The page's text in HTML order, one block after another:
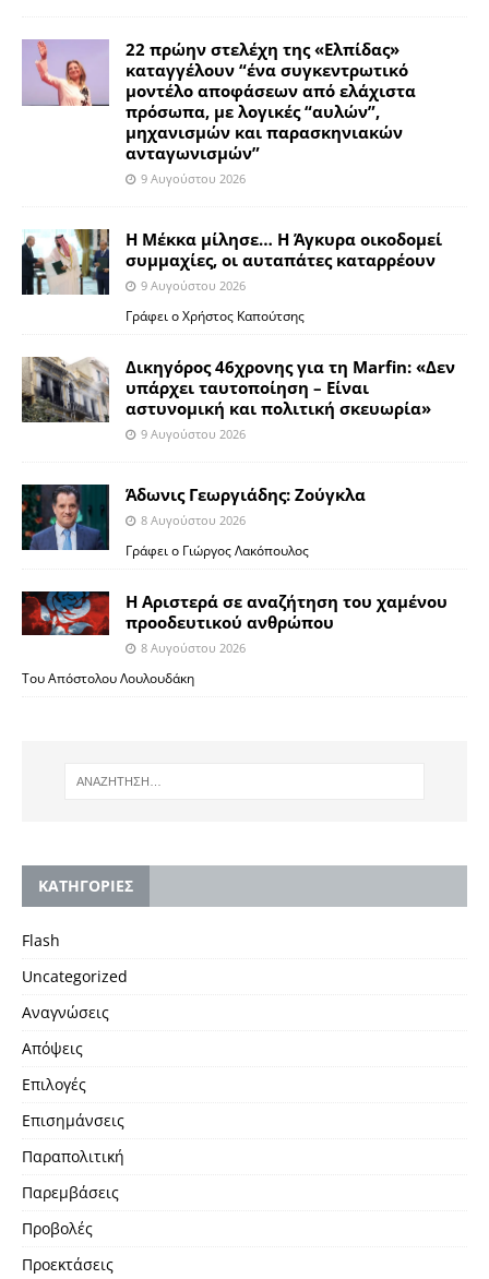
22 πρώην στελέχη της «Ελπίδας»
καταγγέλουν “ένα συγκεντρωτικό
μοντέλο αποφάσεων από ελάχιστα
πρόσωπα, με λογικές “αυλών”,
μηχανισμών και παρασκηνιακών
ανταγωνισμών”
9 Αυγούστου 2026
Η Μέκκα μίλησε… Η Άγκυρα οικοδομεί
συμμαχίες, οι αυταπάτες καταρρέουν
9 Αυγούστου 2026
Γράφει ο Χρήστος Καπούτσης
Δικηγόρος 46χρονης για τη Marfin: «Δεν
υπάρχει ταυτοποίηση – Είναι
αστυνομική και πολιτική σκευωρία»
9 Αυγούστου 2026
Άδωνις Γεωργιάδης: Ζούγκλα
8 Αυγούστου 2026
Γράφει ο Γιώργος Λακόπουλος
Η Αριστερά σε αναζήτηση του χαμένου
προοδευτικού ανθρώπου
8 Αυγούστου 2026
Του Απόστολου Λουλουδάκη
KΑΤΗΓΟΡΙΕΣ
Flash
Uncategorized
Αναγνώσεις
Απόψεις
Επιλογές
Επισημάνσεις
Παραπολιτική
Παρεμβάσεις
Προβολές
Προεκτάσεις